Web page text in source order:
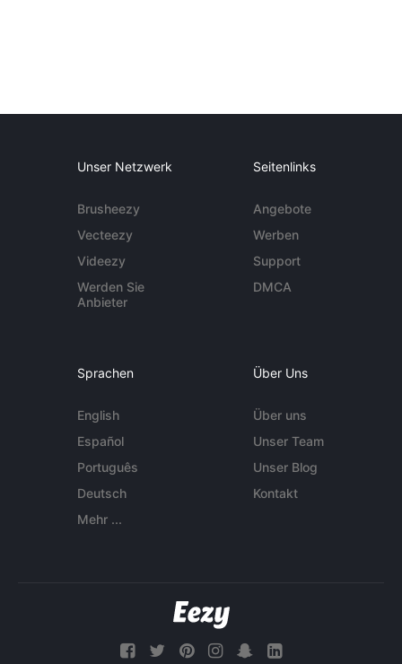
Unser Netzwerk
Brusheezy
Vecteezy
Videezy
Werden Sie
Anbieter
Seitenlinks
Angebote
Werben
Support
DMCA
Sprachen
English
Español
Português
Deutsch
Mehr ...
Über Uns
Über uns
Unser Team
Unser Blog
Kontakt